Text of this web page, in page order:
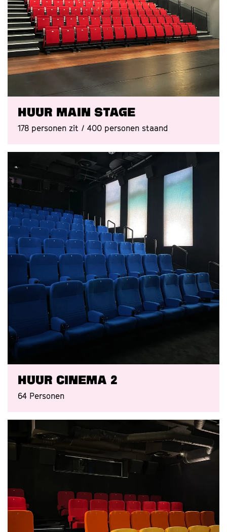
Huur Main Stage
178 personen zit / 400 personen staand
Huur Cinema 2
64 Personen